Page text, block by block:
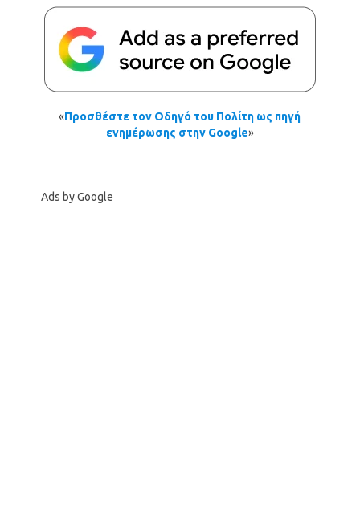
«Προσθέστε τον Οδηγό του Πολίτη ως πηγή
ενημέρωσης στην Google»
Ads by Google